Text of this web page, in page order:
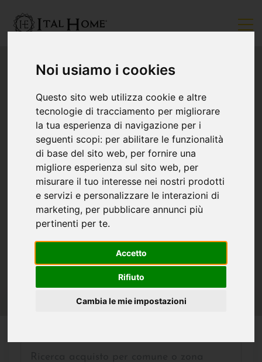
Noi usiamo i cookies
Questo sito web utilizza cookie e altre
tecnologie di tracciamento per migliorare
la tua esperienza di navigazione per i
seguenti scopi: per abilitare le funzionalità
di base del sito web, per fornire una
migliore esperienza sul sito web, per
misurare il tuo interesse nei nostri prodotti
e servizi e personalizzare le interazioni di
marketing, per pubblicare annunci più
pertinenti per te.
Accetto
Rifiuto
Cambia le mie impostazioni